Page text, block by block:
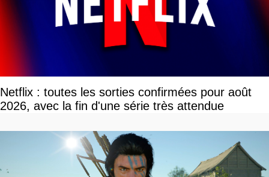
Netflix : toutes les sorties confirmées pour août
2026, avec la fin d'une série très attendue